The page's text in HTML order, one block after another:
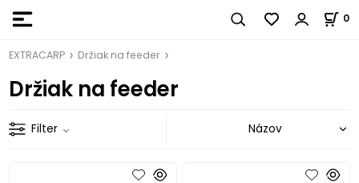
0
EXTRACARP Držiak na feeder
Držiak na feeder
Filter